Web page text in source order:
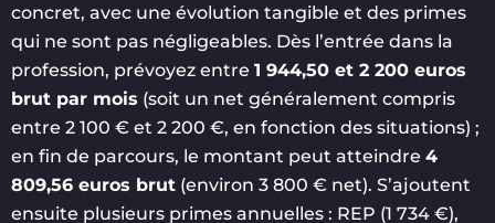
concret, avec une évolution tangible et des primes
qui ne sont pas négligeables. Dès l’entrée dans la
profession, prévoyez entre 1 944,50 et 2 200 euros
brut par mois (soit un net généralement compris
entre 2 100 € et 2 200 €, en fonction des situations) ;
en fin de parcours, le montant peut atteindre 4
809,56 euros brut (environ 3 800 € net). S’ajoutent
ensuite plusieurs primes annuelles : REP (1 734 €),